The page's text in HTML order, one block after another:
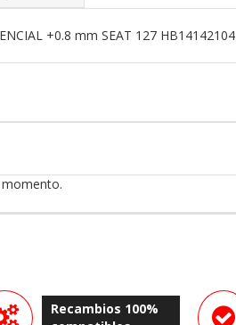
+0.8 mm SEAT 127 HB14142104
Recambios 100%